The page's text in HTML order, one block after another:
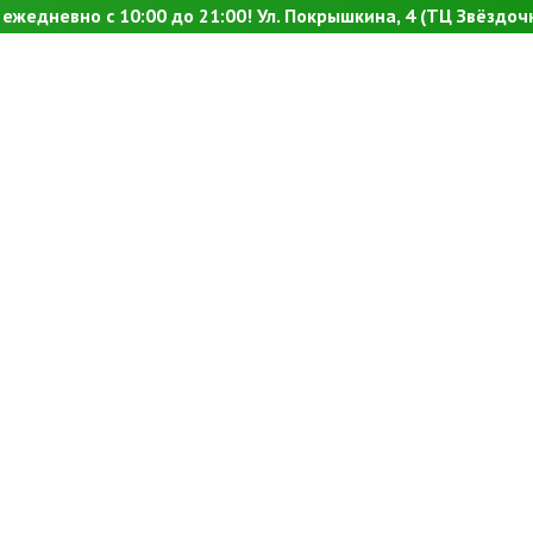
с 10:00 до 21:00! Ул. Покрышкина, 4 (ТЦ